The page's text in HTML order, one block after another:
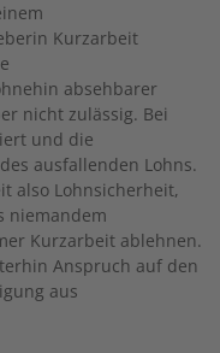
Kurzarbeit
absehbarer
nicht zulässig. Bei
und die
ausfallenden Lohns.
also Lohnsicherheit,
niemandem
Kurzarbeit ablehnen.
Anspruch auf den
aus